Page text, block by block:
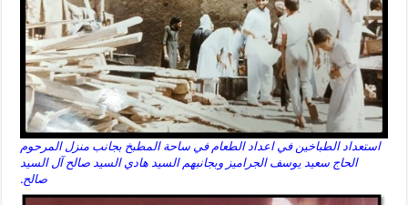
استعداد الطباخين في اعداد الطعام في ساحة المطبخ بجانب منزل المرحوم
الحاج سعيد يوسف الجراميز وبجانبهم السيد هادي السيد صالح آل السيد
صالح.